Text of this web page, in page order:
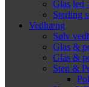
Glas led
Sterling
Vedhæng
Sølv
Glas &
Glas &
Sten &